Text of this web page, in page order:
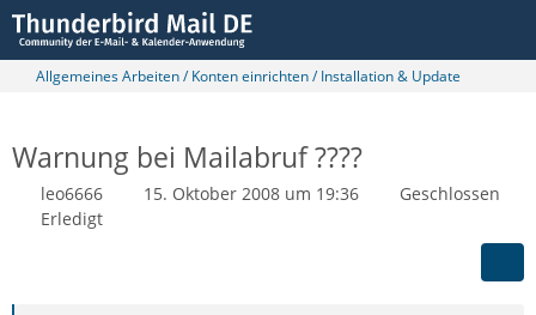
Allgemeines Arbeiten / Konten einrichten / Installation & Update
Warnung bei Mailabruf ????
leo6666 15. Oktober 2008 um 19:36
Geschlossen
Erledigt